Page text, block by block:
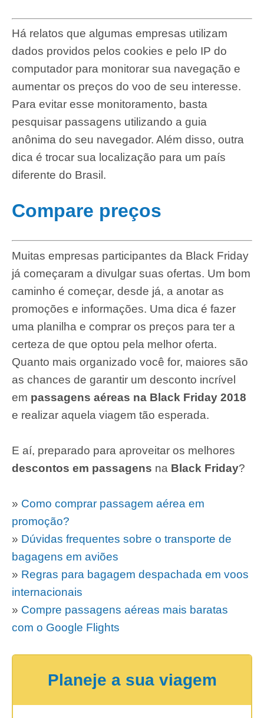
Há relatos que algumas empresas utilizam
dados providos pelos cookies e pelo IP do
computador para monitorar sua navegação e
aumentar os preços do voo de seu interesse.
Para evitar esse monitoramento, basta
pesquisar passagens utilizando a guia
anônima do seu navegador. Além disso, outra
dica é trocar sua localização para um país
diferente do Brasil.
Compare preços
Muitas empresas participantes da Black Friday
já começaram a divulgar suas ofertas. Um bom
caminho é começar, desde já, a anotar as
promoções e informações. Uma dica é fazer
uma planilha e comprar os preços para ter a
certeza de que optou pela melhor oferta.
Quanto mais organizado você for, maiores são
as chances de garantir um desconto incrível
em passagens aéreas na Black Friday 2018
e realizar aquela viagem tão esperada.
E aí, preparado para aproveitar os melhores
descontos em passagens na Black Friday?
» Como comprar passagem aérea em
promoção?
» Dúvidas frequentes sobre o transporte de
bagagens em aviões
» Regras para bagagem despachada em voos
internacionais
» Compre passagens aéreas mais baratas
com o Google Flights
Planeje a sua viagem